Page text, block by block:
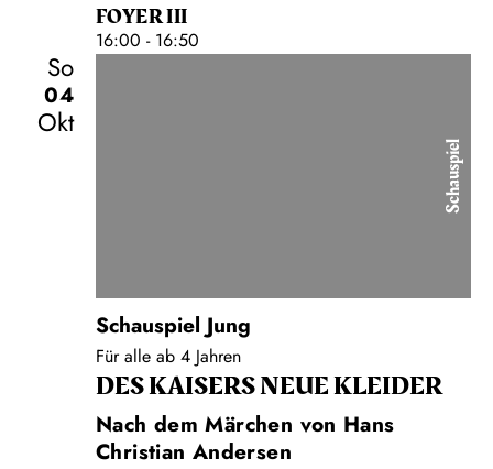
FOYER III
16:00 - 16:50
So
04
Okt
Schauspiel
Schauspiel Jung
Für alle ab 4 Jahren
DES KAISERS NEUE KLEIDER
Nach dem Märchen von Hans
Christian Andersen